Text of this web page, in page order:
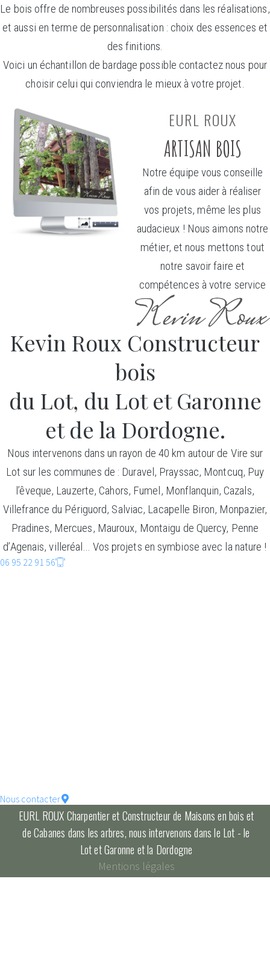
Le bois offre de nombreuses possibilités dans les réalisations,
et aussi en terme de personnalisation : choix des essences et
des finitions.
Voici un échantillon de bardage possible contactez nous pour
choisir celui qui conviendra le mieux à votre projet.
EURL ROUX
ARTISAN BOIS
Notre équipe vous conseille
afin de vous aider à réaliser
vos projets, même les plus
audacieux ! Nous aimons notre
métier, et nous mettons tout
notre savoir faire et
compétences à votre service
Kevin Roux Constructeur
bois
du Lot, du Lot et Garonne
et de la Dordogne.
Nous intervenons dans un rayon de 40 km autour de Vire sur
Lot sur les communes de : Duravel, Prayssac, Montcuq, Puy
l’êveque, Lauzerte, Cahors, Fumel, Monflanquin, Cazals,
Villefrance du Périguord, Salviac, Lacapelle Biron, Monpazier,
Pradines, Mercues, Mauroux, Montaigu de Quercy, Penne
d’Agenais, villeréal… Vos projets en symbiose avec la nature !
06 95 22 91 56
Nous contacter
EURL ROUX Charpentier et Constructeur de Maisons en bois et
de Cabanes dans les arbres, nous intervenons dans le Lot - le
Lot et Garonne et la Dordogne
Mentions légales